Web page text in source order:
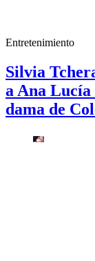
Entretenimiento
Silvia
a Ana
dama de